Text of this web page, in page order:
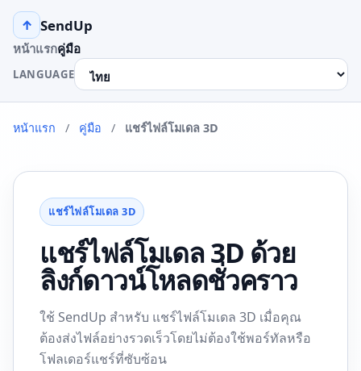
↑ SendUp
หน้าแรกคู่มือ
LANGUAGE
หน้าแรก / คู่มือ / แชร์ไฟล์โมเดล 3D
แชร์ไฟล์โมเดล 3D
แชร์ไฟล์โมเดล 3D ด้วย
ลิงก์ดาวน์โหลดชั่วคราว
ใช้ SendUp สำหรับ แชร์ไฟล์โมเดล 3D เมื่อคุณ
ต้องส่งไฟล์อย่างรวดเร็วโดยไม่ต้องใช้พอร์ทัลหรือ
โฟลเดอร์แชร์ที่ซับซ้อน